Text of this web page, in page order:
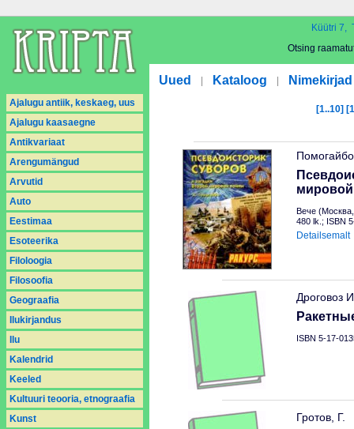
Küütri 7,
Otsing
Uued Kataloog Nimekirjad
Ajalugu antiik, keskaeg, uus
Ajalugu kaasaegne
Antikvariaat
Arengumängud
Arvutid
Auto
Eestimaa
Esoteerika
Filoloogia
Filosoofia
Geograafia
Ilukirjandus
Ilu
Kalendrid
Keeled
Kultuuri teooria, etnograafia
Kunst
[1..10]
Вече
480 lk.; ISBN
Detailsemalt
Дроговоз
ISBN 5-17-
Гротов, Г.